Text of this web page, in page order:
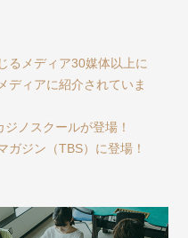
るメディア30媒体以上に
ディアに紹介されていま
ノスクールが登場！
ガジン（TBS）に登場！